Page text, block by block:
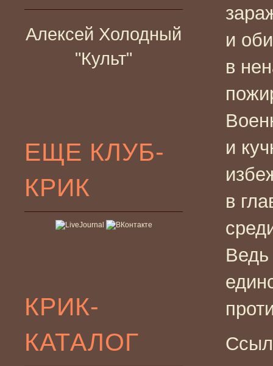
Алексей Холодный
"Культ"
ЕЩЕ КЛУБ-
КРИК
КРИК-
КАТАЛОГ
и
в
и
в
Ведь